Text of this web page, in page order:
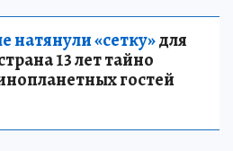
«сетку»для
13 лет тайно
гостей